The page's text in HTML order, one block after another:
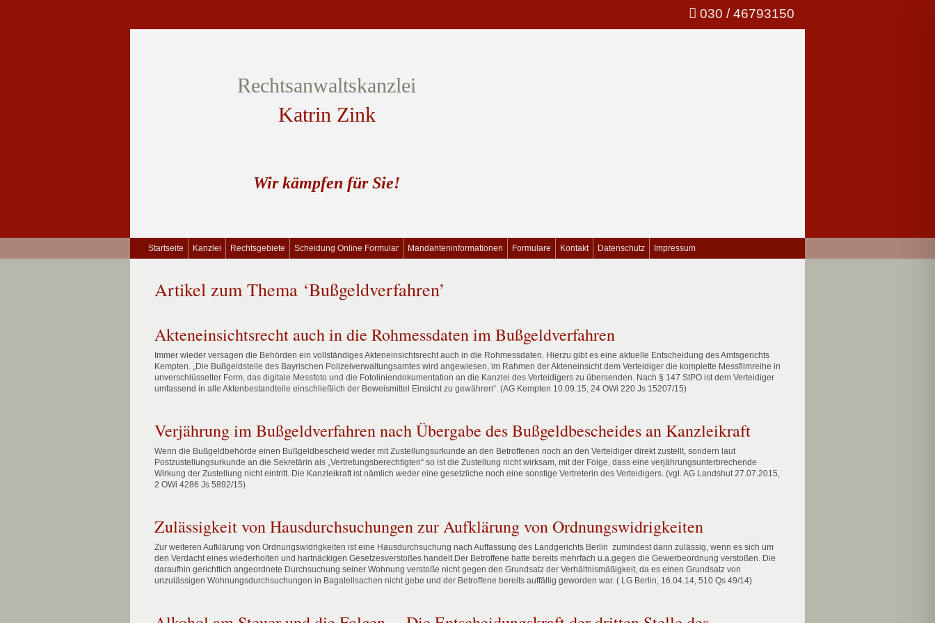
030 / 46793150
Rechtsanwaltskanzlei
Katrin Zink
Wir kämpfen für Sie!
Startseite Kanzlei Rechtsgebiete Scheidung Online Formular Mandanteninformationen Formulare Kontakt Datenschutz Impressum
Artikel zum Thema ‘Bußgeldverfahren’
Akteneinsichtsrecht auch in die Rohmessdaten im Bußgeldverfahren
Immer wieder versagen die Behörden ein vollständiges Akteneinsichtsrecht auch in die Rohmessdaten. Hierzu gibt es eine aktuelle Entscheidung des Amtsgerichts
Kempten. „Die Bußgeldstelle des Bayrischen Polizeiverwaltungsamtes wird angewiesen, im Rahmen der Akteneinsicht dem Verteidiger die komplette Messfilmreihe in
unverschlüsselter Form, das digitale Messfoto und die Fotoliniendokumentation an die Kanzlei des Verteidigers zu übersenden. Nach § 147 StPO ist dem Verteidiger
umfassend in alle Aktenbestandteile einschließlich der Beweismittel Einsicht zu gewähren“. (AG Kempten 10.09.15, 24 OWi 220 Js 15207/15)
Verjährung im Bußgeldverfahren nach Übergabe des Bußgeldbescheides an Kanzleikraft
Wenn die Bußgeldbehörde einen Bußgeldbescheid weder mit Zustellungsurkunde an den Betroffenen noch an den Verteidiger direkt zustellt, sondern laut
Postzustellungsurkunde an die Sekretärin als „Vertretungsberechtigten“ so ist die Zustellung nicht wirksam, mit der Folge, dass eine verjährungsunterbrechende
Wirkung der Zustellung nicht eintritt. Die Kanzleikraft ist nämlich weder eine gesetzliche noch eine sonstige Vertreterin des Verteidigers. (vgl. AG Landshut 27.07.2015,
2 OWi 4286 Js 5892/15)
Zulässigkeit von Hausdurchsuchungen zur Aufklärung von Ordnungswidrigkeiten
Zur weiteren Aufklärung von Ordnungswidrigkeiten ist eine Hausdurchsuchung nach Auffassung des Landgerichts Berlin zumindest dann zulässig, wenn es sich um
den Verdacht eines wiederholten und hartnäckigen Gesetzesverstoßes handelt.Der Betroffene hatte bereits mehrfach u.a.gegen die Gewerbeordnung verstoßen. Die
daraufhin gerichtlich angeordnete Durchsuchung seiner Wohnung verstoße nicht gegen den Grundsatz der Verhältnismäßigkeit, da es einen Grundsatz von
unzulässigen Wohnungsdurchsuchungen in Bagatellsachen nicht gebe und der Betroffene bereits auffällig geworden war. ( LG Berlin, 16.04.14, 510 Qs 49/14)